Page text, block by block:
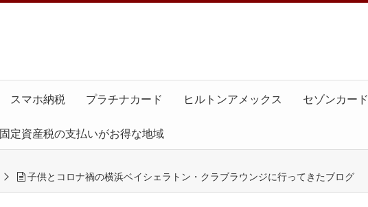
スマホ納税 プラチナカード ヒルトンアメックス セゾンカード
固定資産税の支払いがお得な地域
子供とコロナ禍の横浜ベイシェラトン・クラブラウンジに行ってきたブログ